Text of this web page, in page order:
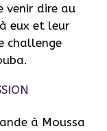
venir dire au
eux et leur
challenge
à Moussa